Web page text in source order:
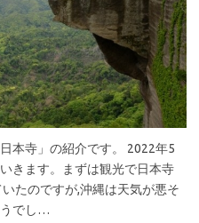
本寺」の紹介です。 2022年5
きます。まずは観光で日本寺
たのですが,沖縄は天気が悪そ
うでし…